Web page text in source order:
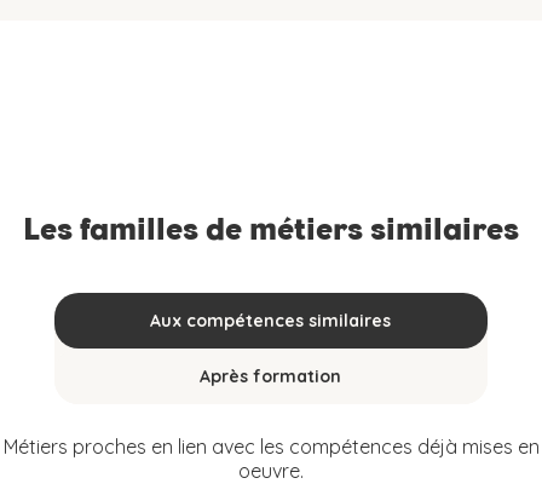
Les familles de métiers similaires
Aux compétences similaires
Après formation
Métiers proches en lien avec les compétences déjà mises en
oeuvre.